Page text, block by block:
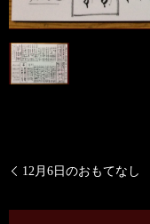
12月6日のおもてなし